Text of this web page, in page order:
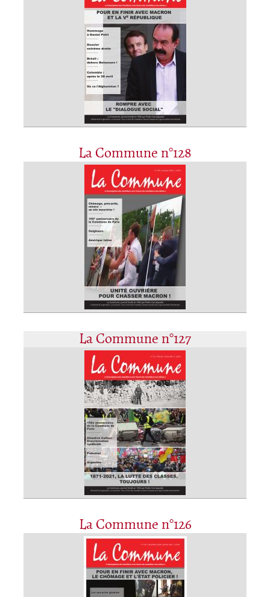
La Commune n°128
La Commune n°127
La Commune n°126